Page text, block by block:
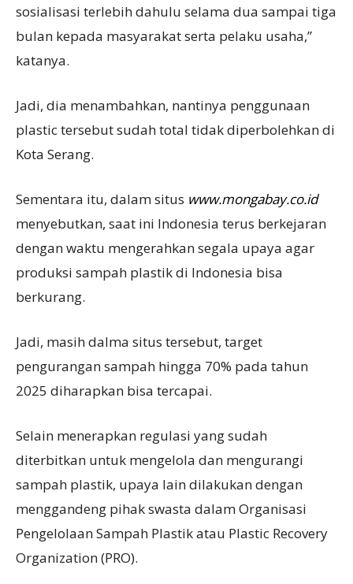
sosialisasi terlebih dahulu selama dua sampai tiga
bulan kepada masyarakat serta pelaku usaha,”
katanya.
Jadi, dia menambahkan, nantinya penggunaan
plastic tersebut sudah total tidak diperbolehkan di
Kota Serang.
Sementara itu, dalam situs www.mongabay.co.id
menyebutkan, saat ini Indonesia terus berkejaran
dengan waktu mengerahkan segala upaya agar
produksi sampah plastik di Indonesia bisa
berkurang.
Jadi, masih dalma situs tersebut, target
pengurangan sampah hingga 70% pada tahun
2025 diharapkan bisa tercapai.
Selain menerapkan regulasi yang sudah
diterbitkan untuk mengelola dan mengurangi
sampah plastik, upaya lain dilakukan dengan
menggandeng pihak swasta dalam Organisasi
Pengelolaan Sampah Plastik atau Plastic Recovery
Organization (PRO).